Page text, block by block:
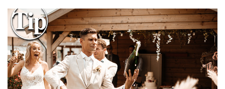
Daarom hebben wij bij elke professional op
onze website een beoordeling van echte
bruidsparen staan. Indien deze al
beoordeeld is, natuurlijk. Soms vind je
namelijk ook nieuwe professionals op onze
website, en dan is het misschien wel aan